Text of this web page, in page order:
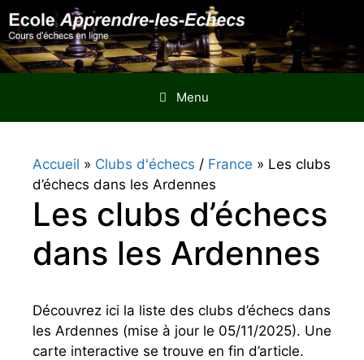
Aller
au
contenu
Menu
Accueil » Clubs d'échecs / France » Les clubs
d’échecs dans les Ardennes
Les clubs d’échecs
dans les Ardennes
Découvrez ici la liste des clubs d’échecs dans
les Ardennes (mise à jour le 05/11/2025). Une
carte interactive se trouve en fin d’article.